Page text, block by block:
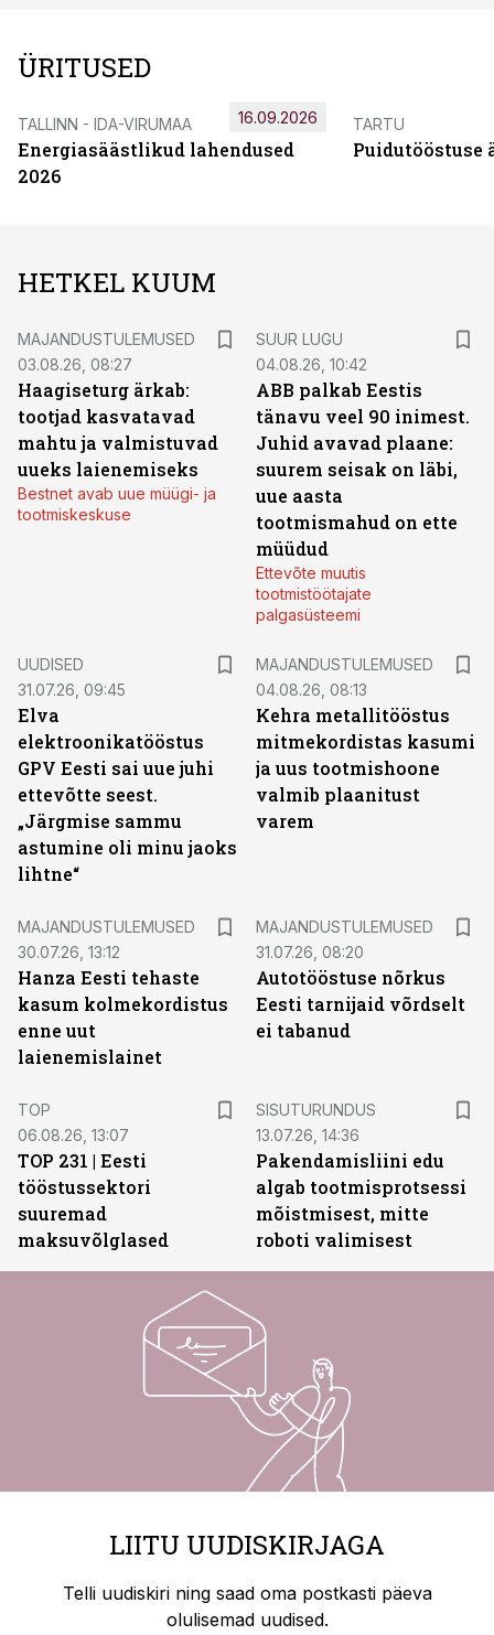
ÜRITUSED
TALLINN - IDA-VIRUMAA
Energiasäästlikud lahendused
2026
16.09.2026 TARTU
Puidutööstuse
HETKEL KUUM
MAJANDUSTULEMUSED
03.08.26, 08:27
Haagiseturg ärkab:
tootjad kasvatavad
mahtu ja valmistuvad
uueks laienemiseks
Bestnet avab uue müügi- ja
tootmiskeskuse
SUUR LUGU
04.08.26, 10:42
ABB palkab Eestis
tänavu veel 90 inimest.
Juhid avavad plaane:
suurem seisak on läbi,
uue aasta
tootmismahud on ette
müüdud
Ettevõte muutis
tootmistöötajate
palgasüsteemi
UUDISED
31.07.26, 09:45
Elva
elektroonikatööstus
GPV Eesti sai uue juhi
ettevõtte seest.
„Järgmise sammu
astumine oli minu jaoks
lihtne“
MAJANDUSTULEMUSED
04.08.26, 08:13
Kehra metallitööstus
mitmekordistas kasumi
ja uus tootmishoone
valmib plaanitust
varem
MAJANDUSTULEMUSED
30.07.26, 13:12
Hanza Eesti tehaste
kasum kolmekordistus
enne uut
laienemislainet
MAJANDUSTULEMUSED
31.07.26, 08:20
Autotööstuse nõrkus
Eesti tarnijaid võrdselt
ei tabanud
TOP
06.08.26, 13:07
TOP 231 | Eesti
tööstussektori
suuremad
maksuvõlglased
SISUTURUNDUS
13.07.26, 14:36
Pakendamisliini edu
algab tootmisprotsessi
mõistmisest, mitte
roboti valimisest
LIITU UUDISKIRJAGA
Telli uudiskiri ning saad oma postkasti päeva
olulisemad uudised.